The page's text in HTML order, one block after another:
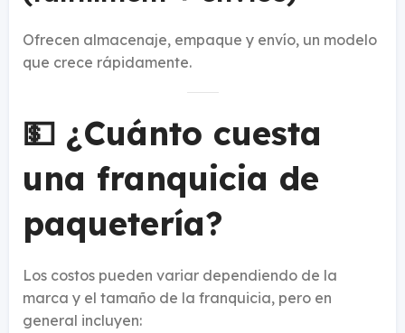
Ofrecen almacenaje, empaque y envío, un modelo
que crece rápidamente.
💵 ¿Cuánto cuesta
una franquicia de
paquetería?
Los costos pueden variar dependiendo de la
marca y el tamaño de la franquicia, pero en
general incluyen: